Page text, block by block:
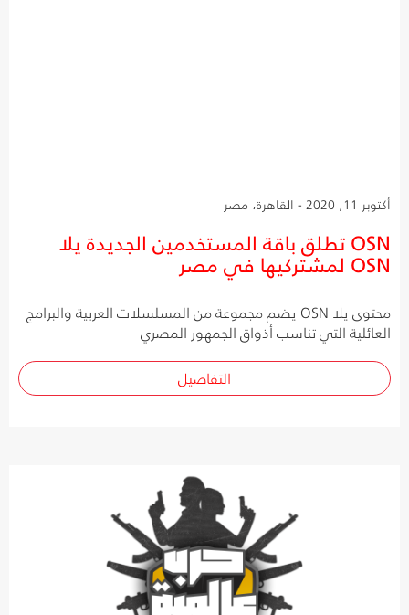
أكتوبر 11, 2020 - القاهرة، مصر
OSN تطلق باقة المستخدمين الجديدة يلا
OSN لمشتركيها في مصر
محتوى يلا OSN يضم مجموعة من المسلسلات العربية والبرامج
العائلية التي تناسب أذواق الجمهور المصري
التفاصيل